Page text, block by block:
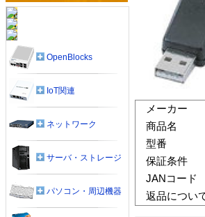
メーカー
商品名
型番
保証条件
JANコード
返品につい
OpenBlocks
IoT関連
ネットワーク
サーバ・ストレージ
パソコン・周辺機器